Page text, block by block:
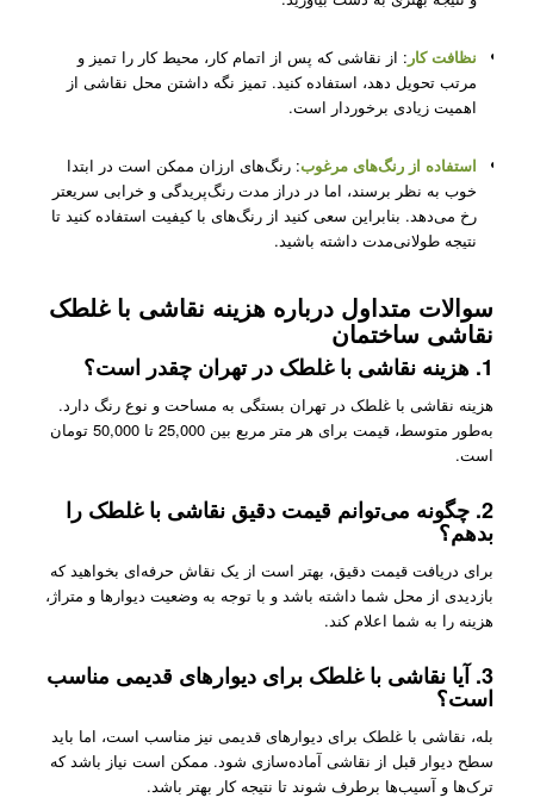
نظافت کار : از نقاشی که پس از اتمام کار، محیط کار را تمیز و
مرتب تحویل دهد، استفاده کنید. تمیز نگه داشتن محل نقاشی از
اهمیت زیادی برخوردار است.
استفاده از رنگ‌های مرغوب: رنگ‌های ارزان ممکن است در ابتدا
خوب به نظر برسند، اما در دراز مدت رنگ‌پریدگی و خرابی سریعتر
رخ می‌دهد. بنابراین سعی کنید از رنگ‌های با کیفیت استفاده کنید تا
نتیجه طولانی‌مدت داشته باشید.
سوالات متداول درباره هزینه نقاشی با غلطک
نقاشی ساختمان
1. هزینه نقاشی با غلطک در تهران چقدر است؟
هزینه نقاشی با غلطک در تهران بستگی به مساحت و نوع رنگ دارد.
به‌طور متوسط، قیمت برای هر متر مربع بین 25,000 تا 50,000 تومان
است.
2. چگونه می‌توانم قیمت دقیق نقاشی با غلطک را
بدهم؟
برای دریافت قیمت دقیق، بهتر است از یک نقاش حرفه‌ای بخواهید که
بازدیدی از محل شما داشته باشد و با توجه به وضعیت دیوارها و متراژ،
هزینه را به شما اعلام کند.
3. آیا نقاشی با غلطک برای دیوارهای قدیمی مناسب
است؟
بله، نقاشی با غلطک برای دیوارهای قدیمی نیز مناسب است، اما باید
سطح دیوار قبل از نقاشی آماده‌سازی شود. ممکن است نیاز باشد که
ترک‌ها و آسیب‌ها برطرف شوند تا نتیجه کار بهتر باشد.